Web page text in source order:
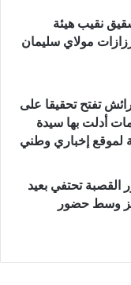
نقيب هيئة
مولاي سليمان
تفتح تحقيقا على
أدلت بها سيدة
لموقع إخباري وطني
تحتفي بعيد
وسط حضور